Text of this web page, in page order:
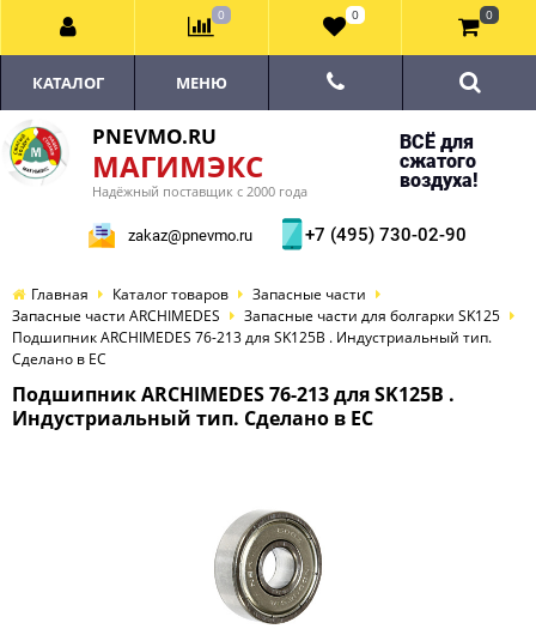
PNEVMO.RU
МАГИМЭКС
Надёжный поставщик с 2000 года
ВСЁ для
сжатого
воздуха!
zakaz@pnevmo.ru +7 (495) 730-02-90
КАТАЛОГ МЕНЮ
Главная Каталог товаров
Запасные части
Запасные части ARCHIMEDES
Запасные части для болгарки SK125
Подшипник ARCHIMEDES 76-213 для SK125B . Индустриальный тип.
Сделано в ЕС
Подшипник ARCHIMEDES 76-213 для SK125B .
Индустриальный тип. Сделано в ЕС
0 0 0